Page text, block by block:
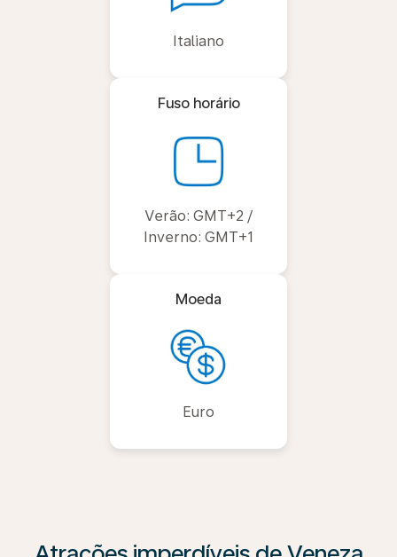
Italiano
Fuso horário
Verão: GMT+2 /
Inverno: GMT+1
Moeda
Euro